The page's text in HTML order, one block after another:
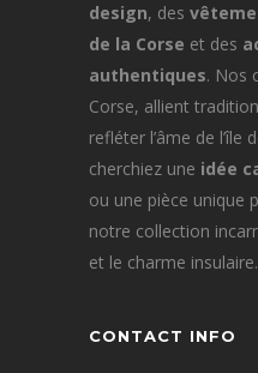
design, des
de la Corse et des
authentiques. Nos
Corse, allient
refléter l’âme de l’île
cherchiez une idée
ou une pièce unique
notre collection
et le charme insulaire.
CONTACT INFO